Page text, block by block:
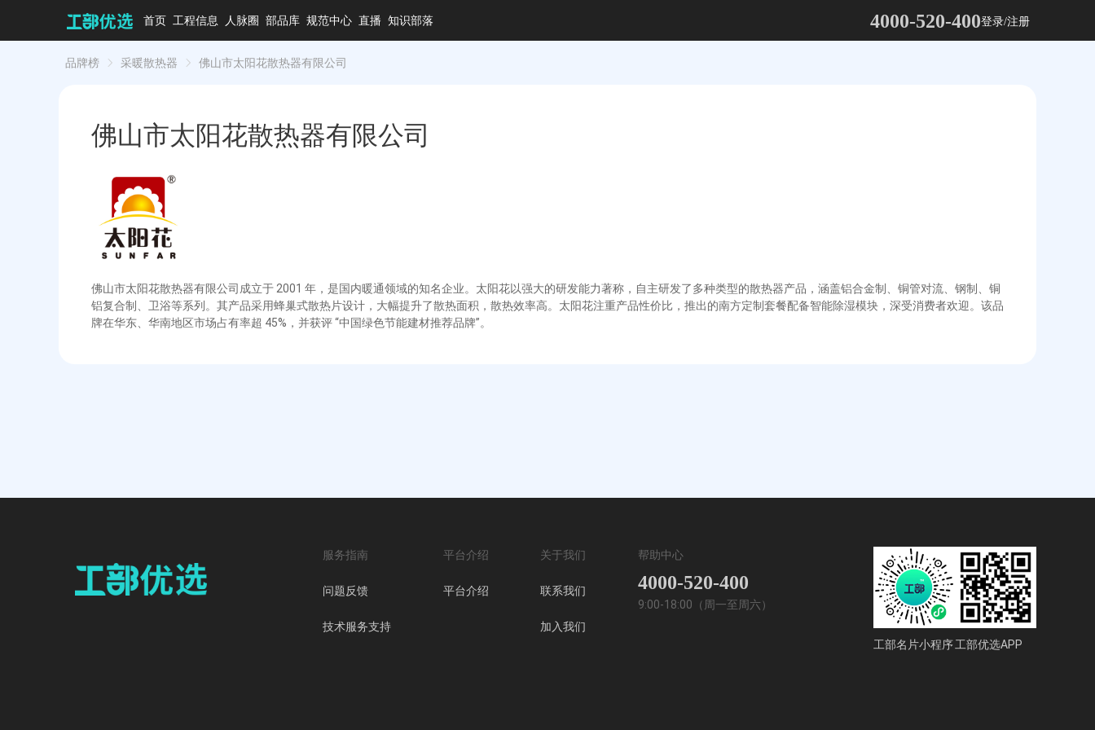
首页 工程信息 人脉圈 部品库 规范中心 直播 知识部落 4000-520-400登录/注册
品牌榜 采暖散热器 佛山市太阳花散热器有限公司
佛山市太阳花散热器有限公司
佛山市太阳花散热器有限公司成立于 2001 年，是国内暖通领域的知名企业。太阳花以强大的研发能力著称，自主研发了多种类型的散热器产品，涵盖铝合金制、铜管对流、钢制、铜
铝复合制、卫浴等系列。其产品采用蜂巢式散热片设计，大幅提升了散热面积，散热效率高。太阳花注重产品性价比，推出的南方定制套餐配备智能除湿模块，深受消费者欢迎。该品
牌在华东、华南地区市场占有率超 45%，并获评 “中国绿色节能建材推荐品牌”。
服务指南
问题反馈
技术服务支持
平台介绍
平台介绍
关于我们
联系我们
加入我们
帮助中心
4000-520-400
9:00-18:00（周一至周六）
工部名片小程序工部优选APP